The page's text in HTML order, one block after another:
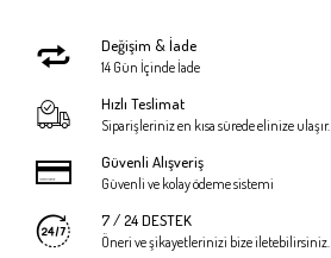
Değişim & İade
14 Gün İçinde İade
Hızlı Teslimat
Siparişleriniz en kısa sürede elinize ulaşır.
Güvenli Alışveriş
Güvenli ve kolay ödeme sistemi
7 / 24 DESTEK
Öneri ve şikayetlerinizi bize iletebilirsiniz.